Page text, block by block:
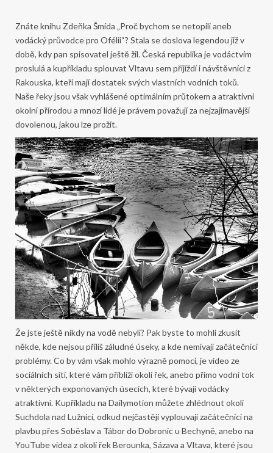
Znáte knihu Zdeňka Šmída „Proč bychom se netopili aneb
vodácký průvodce pro Ofélii“? Stala se doslova legendou již v
době, kdy pan spisovatel ještě žil. Česká republika je vodáctvím
proslulá a kupříkladu splouvat Vltavu sem přijíždí i návštěvníci z
Rakouska, kteří mají dostatek svých vlastních vodních toků.
Naše řeky jsou však vyhlášené optimálním průtokem a atraktivní
okolní přírodou a mnozí lidé je právem považují za nejzajímavější
dovolenou, jakou lze prožít.
Že jste ještě nikdy na vodě nebyli? Pak byste to mohli zkusit
někde, kde nejsou příliš záludné úseky, a kde nemívají začátečníci
problémy. Co by vám však mohlo výrazně pomoci, je video ze
sociálních sítí, které vám přiblíží okolí řek, anebo přímo vodní tok
v některých exponovaných úsecích, které bývají vodácky
atraktivní. Kupříkladu na Dailymotion můžete zhlédnout okolí
Suchdola nad Lužnicí, odkud nejčastěji vyplouvají začátečníci na
plavbu přes Soběslav a Tábor do Dobronic u Bechyně, anebo na
YouTube videa z okolí řek Berounka, Sázava a Vltava, které jsou